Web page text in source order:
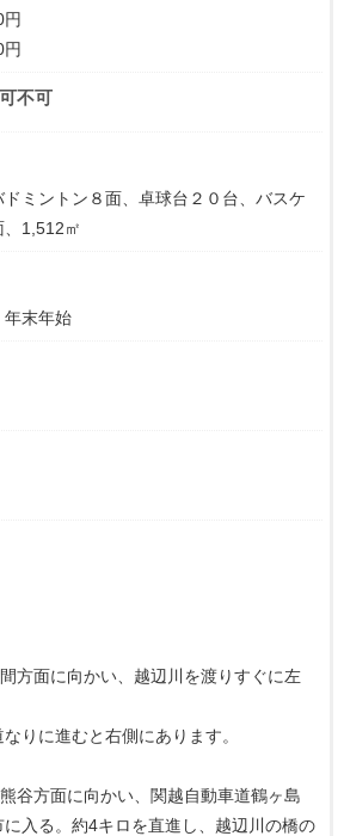
不可
ミントン８面、卓球台２０台、バスケ
、1,512㎡
年末年始
方面に向かい、越辺川を渡りすぐに左
りに進むと右側にあります。
谷方面に向かい、関越自動車道鶴ヶ島
入る。約4キロを直進し、越辺川の橋の